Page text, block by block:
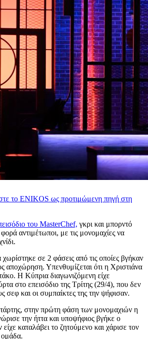
το ENIKOS ως προτιμώμενη πηγή στη
του MasterChef, γκρι και μπορντό
αντιμέτωποι, με τις μονομαχίες να
σε 2 φάσεις από τις οποίες βγήκαν
αποχώρηση. Υπενθυμίζεται ότι η Χριστιάνα
Η Κύπρια διαγωνιζόμενη είχε
στο επεισόδιο της Τρίτης (29/4), που δεν
σεφ και οι συμπαίκτες της την ψήφισαν.
στην πρώτη φάση των μονομαχιών η
την ήττα και υποψήφιος βγήκε ο
καταλάβει το ζητούμενο και χάρισε τον
ομάδα.